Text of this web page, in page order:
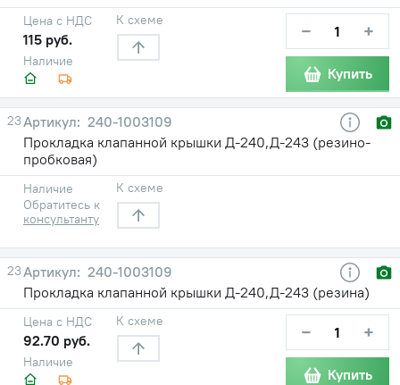
Наличие
Цена с НДС
115 руб.
К схеме − +
Купить
23
240-1003109
Прокладка клапанной крышки Д-240,Д-243 (резино-
пробковая)
Наличие
Обратитесь к
консультанту
К схеме
23
240-1003109
Прокладка клапанной крышки Д-240,Д-243 (резина)
Наличие
Цена с НДС
92.70 руб.
К схеме − +
Купить